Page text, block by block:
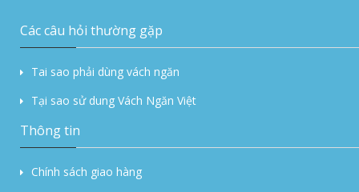
Các câu hỏi thường gặp
Tai sao phải dùng vách ngăn
Tại sao sử dung Vách Ngăn Việt
Thông tin
Chính sách giao hàng